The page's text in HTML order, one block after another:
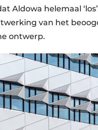
Aldowa helemaal
van het
ontwerp.